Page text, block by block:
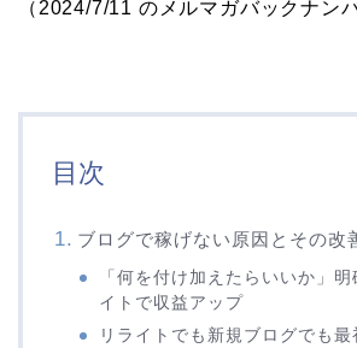
（2024/7/11 のメルマガバックナン
目次
ブログで稼げない原因とその改
「何を付け加えたらいいか」
イトで収益アップ
リライトでも新規ブログでも最